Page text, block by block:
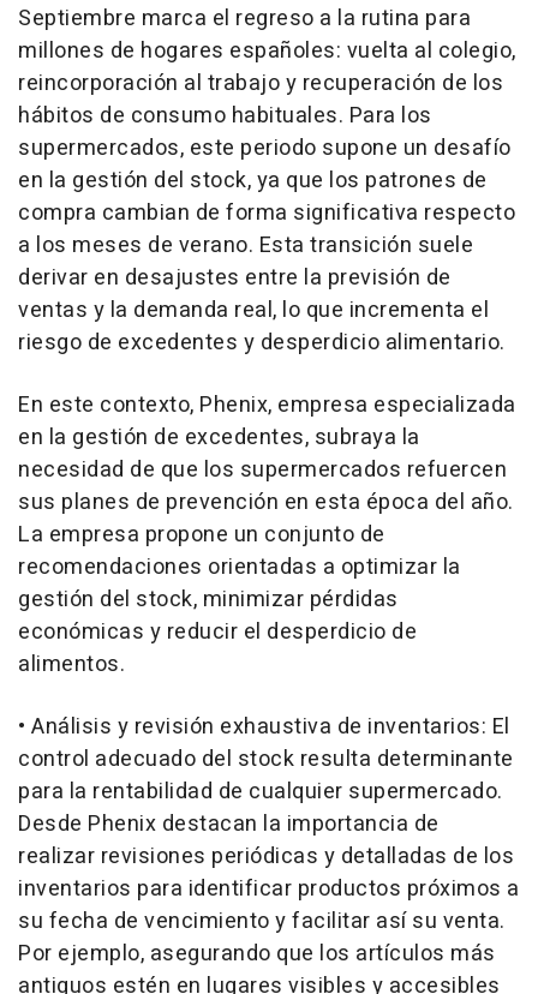
Septiembre marca el regreso a la rutina para
millones de hogares españoles: vuelta al colegio,
reincorporación al trabajo y recuperación de los
hábitos de consumo habituales. Para los
supermercados, este periodo supone un desafío
en la gestión del stock, ya que los patrones de
compra cambian de forma significativa respecto
a los meses de verano. Esta transición suele
derivar en desajustes entre la previsión de
ventas y la demanda real, lo que incrementa el
riesgo de excedentes y desperdicio alimentario.
En este contexto, Phenix, empresa especializada
en la gestión de excedentes, subraya la
necesidad de que los supermercados refuercen
sus planes de prevención en esta época del año.
La empresa propone un conjunto de
recomendaciones orientadas a optimizar la
gestión del stock, minimizar pérdidas
económicas y reducir el desperdicio de
alimentos.
• Análisis y revisión exhaustiva de inventarios: El
control adecuado del stock resulta determinante
para la rentabilidad de cualquier supermercado.
Desde Phenix destacan la importancia de
realizar revisiones periódicas y detalladas de los
inventarios para identificar productos próximos a
su fecha de vencimiento y facilitar así su venta.
Por ejemplo, asegurando que los artículos más
antiguos estén en lugares visibles y accesibles